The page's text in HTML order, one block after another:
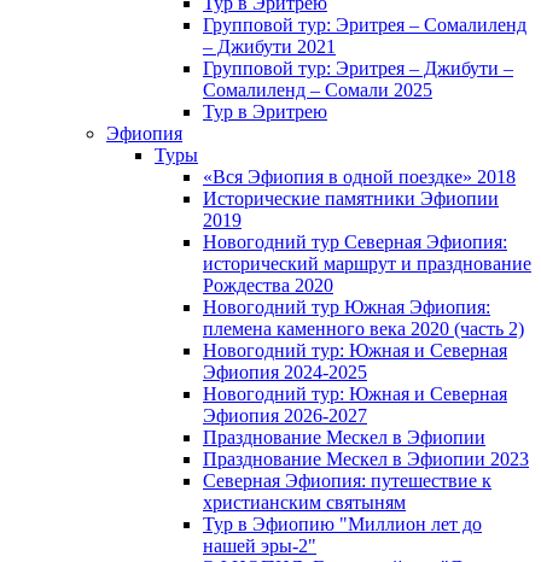
Групповой тур: Эритрея – Cомалиленд
– Джибути 2021
Групповой тур: Эритрея – Джибути –
Сомалиленд – Сомали 2025
Тур в Эритрею
Эфиопия
Туры
«Вся Эфиопия в одной поездке» 2018
Исторические памятники Эфиопии
2019
Новогодний тур Северная Эфиопия:
исторический маршрут и празднование
Рождества 2020
Новогодний тур Южная Эфиопия:
племена каменного века 2020 (часть 2)
Новогодний тур: Южная и Северная
Эфиопия 2024-2025
Новогодний тур: Южная и Северная
Эфиопия 2026-2027
Празднование Мескел в Эфиопии
Празднование Мескел в Эфиопии 2023
Северная Эфиопия: путешествие к
христианским святыням
Тур в Эфиопию "Миллион лет до
нашей эры-2"